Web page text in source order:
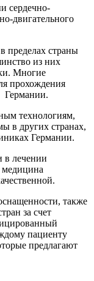
сердечно-
двигательного
пределах страны
из них
Многие
прохождения
Германии.
технологиям,
в других странах,
Германии.
в лечении
медицина
также
за счет
пациенту
предлагают